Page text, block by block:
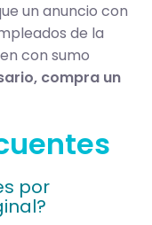
un anuncio con
de la
con sumo
compra un
por